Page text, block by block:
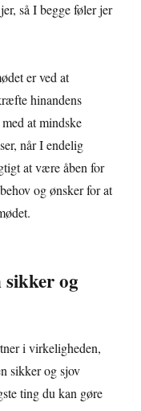
så I begge føler jer
er ved at
hinandens
at mindske
når I endelig
at være åben for
og ønsker for at
sikker og
i virkeligheden,
sikker og sjov
ting du kan gøre